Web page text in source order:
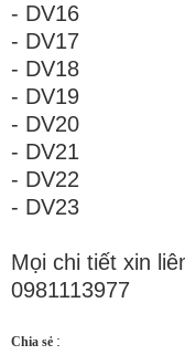
- DV16
- DV17
- DV18
- DV19
- DV20
- DV21
- DV22
- DV23
Mọi chi tiết xin
0981113977
Chia sẻ :